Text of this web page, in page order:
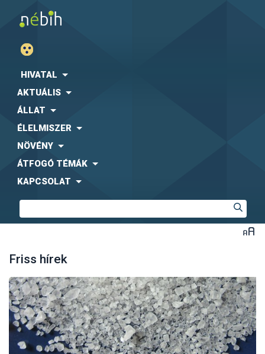
HIVATAL
AKTUÁLIS
ÁLLAT
ÉLELMISZER
NÖVÉNY
ÁTFOGÓ TÉMÁK
KAPCSOLAT
Friss hírek